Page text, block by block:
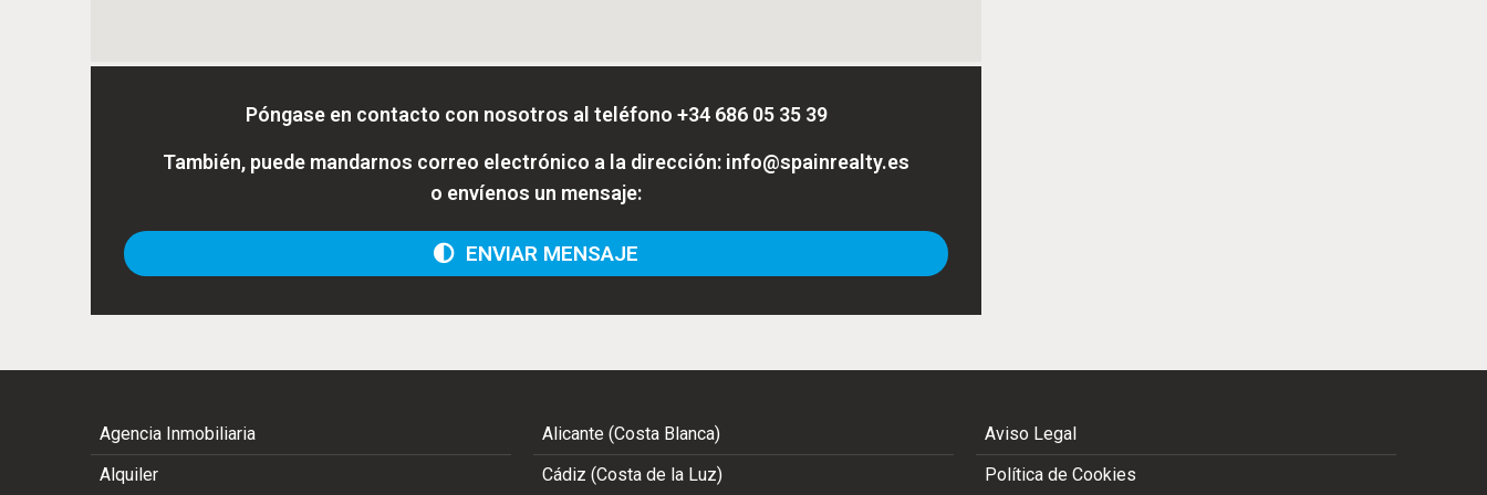
Póngase en contacto con nosotros al teléfono +34 686 05 35 39
También, puede mandarnos correo electrónico a la dirección: info@spainrealty.es
o envíenos un mensaje:
ENVIAR MENSAJE
Agencia Inmobiliaria
Alquiler
Alicante (Costa Blanca)
Cádiz (Costa de la Luz)
Aviso Legal
Política de Cookies